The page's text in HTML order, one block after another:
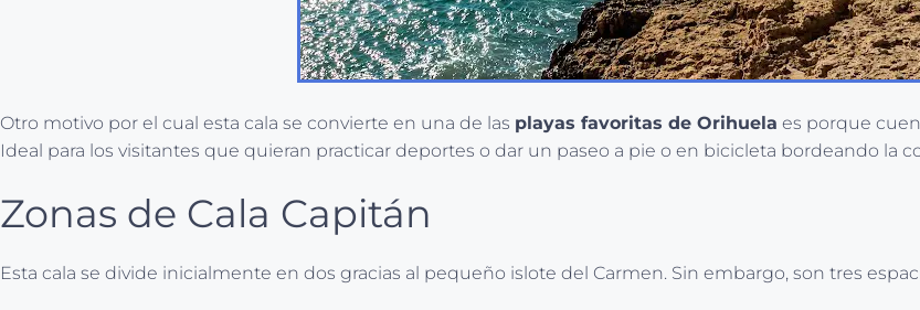
Otro motivo por el cual esta cala se convierte en una de las playas favoritas de Orihuela es porque
Ideal para los visitantes que quieran practicar deportes o dar un paseo a pie o en bicicleta bordeando la
Zonas de Cala Capitán
Esta cala se divide inicialmente en dos gracias al pequeño islote del Carmen. Sin embargo, son tres